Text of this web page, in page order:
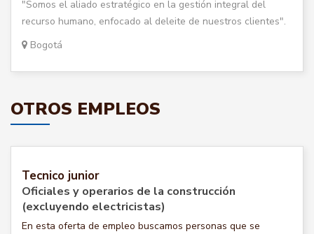
"Somos el aliado estratégico en la gestión integral del
recurso humano, enfocado al deleite de nuestros clientes".
Bogotá
OTROS EMPLEOS
Tecnico junior
Oficiales y operarios de la construcción
(excluyendo electricistas)
En esta oferta de empleo buscamos personas que se